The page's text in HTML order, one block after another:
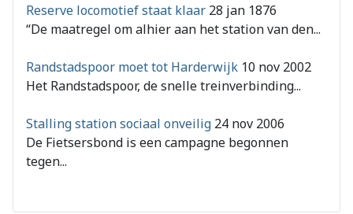
Reserve locomotief staat klaar 28 jan 1876
“De maatregel om alhier aan het station van den...
Randstadspoor moet tot Harderwijk 10 nov 2002
Het Randstadspoor, de snelle treinverbinding...
Stalling station sociaal onveilig 24 nov 2006
De Fietsersbond is een campagne begonnen
tegen...